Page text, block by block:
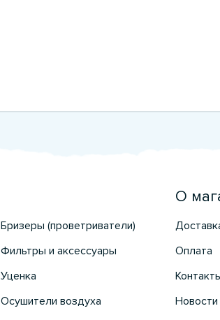
Бризеры (проветриватели)
Фильтры и аксессуары
Уценка
Осушители воздуха
О
Оплата
Новости